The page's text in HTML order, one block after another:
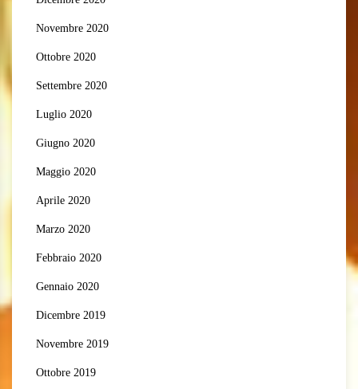
Novembre 2020
Ottobre 2020
Settembre 2020
Luglio 2020
Giugno 2020
Maggio 2020
Aprile 2020
Marzo 2020
Febbraio 2020
Gennaio 2020
Dicembre 2019
Novembre 2019
Ottobre 2019